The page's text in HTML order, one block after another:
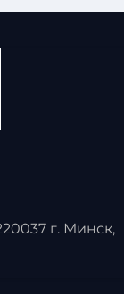
г. Минск,